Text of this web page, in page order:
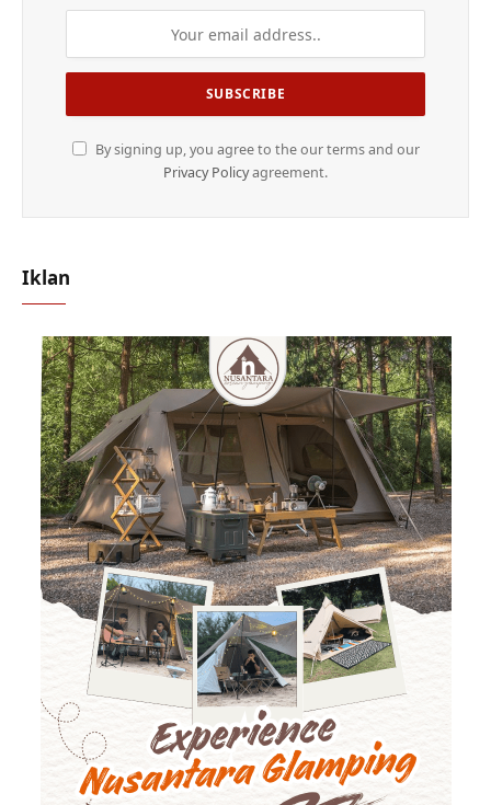
By signing up, you agree to the our terms and our
Privacy Policyagreement.
Iklan